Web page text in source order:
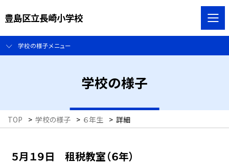
豊島区立長崎小学校
学校の様子メニュー
学校の様子
TOP > 学校の様子 > ６年生 > 詳細
５月１９日 租税教室（６年）